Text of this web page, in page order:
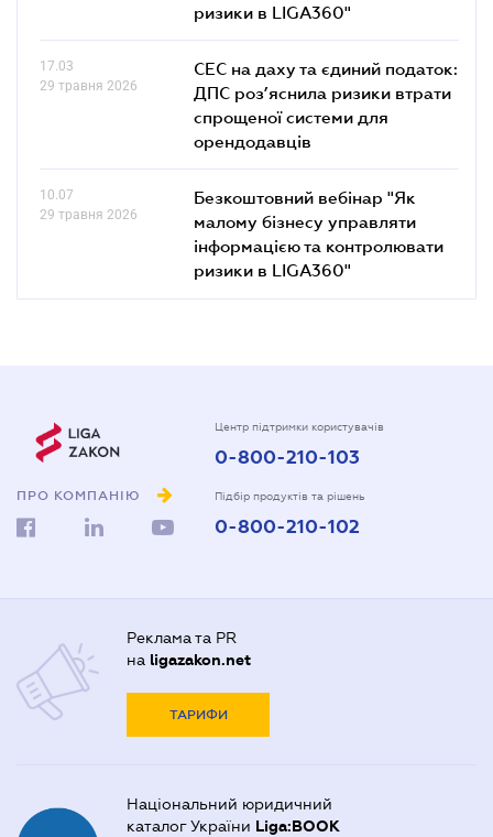
ризики в LIGA360"
17.03
29 травня 2026
СЕС на даху та єдиний податок:
ДПС роз’яснила ризики втрати
спрощеної системи для
орендодавців
10.07
29 травня 2026
Безкоштовний вебінар "Як
малому бізнесу управляти
інформацією та контролювати
ризики в LIGA360"
ПРО КОМПАНІЮ
Центр підтримки користувачів
0-800-210-103
Підбір продуктів та рішень
0-800-210-102
Реклама та PR
на ligazakon.net
ТАРИФИ
Національний юридичний
каталог України Liga:BOOK